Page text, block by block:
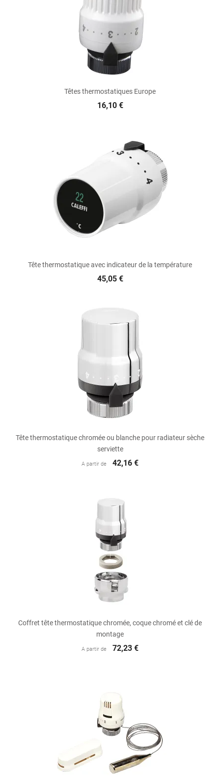
Têtes thermostatiques Europe
16,10 €
Tête thermostatique avec indicateur de la température
45,05 €
Tête thermostatique chromée ou blanche pour radiateur sèche
serviette
A partir de 42,16 €
Coffret tête thermostatique chromée, coque chromé et clé de
montage
A partir de 72,23 €